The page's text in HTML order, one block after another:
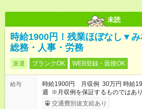
未読
時給1900円！残業ほぼなし▼
総務・人事・労務
派遣 ブランクOK WEB登録・面接OK
給与
時給1900円 月収例 30万円 時給
週 ※月収例を保証するものではあ
ービス利用可（利用条件有）
交通費別途支給あり